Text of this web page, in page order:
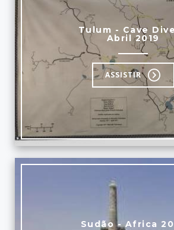
Tulum - Cave
Abril 2019
ASSISTIR
Sudão - Africa